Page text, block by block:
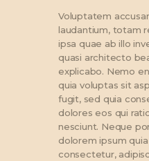
Voluptatem
laudantium, totam
ipsa quae ab illo
quasi architecto
explicabo. Nemo
quia voluptas sit
fugit, sed quia
dolores eos qui
nesciunt. Neque
dolorem ipsum
consectetur,